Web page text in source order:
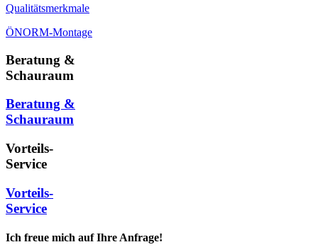
Qualitätsmerkmale
ÖNORM-Montage
Beratung &
Schauraum
Beratung &
Schauraum
Vorteils-
Service
Vorteils-
Service
Ich freue mich auf Ihre Anfrage!